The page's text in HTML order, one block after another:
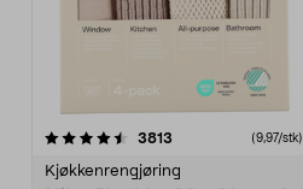
3813 anmeldelser(9,97/stk)
Kjøkkenrengjøring
4.5av 5 stjerner